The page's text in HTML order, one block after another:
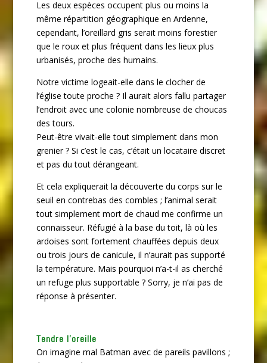
Les deux espèces occupent plus ou moins la
même répartition géographique en Ardenne,
cependant, l’oreillard gris serait moins forestier
que le roux et plus fréquent dans les lieux plus
urbanisés, proche des humains.
Notre victime logeait-elle dans le clocher de
l’église toute proche ? Il aurait alors fallu partager
l’endroit avec une colonie nombreuse de choucas
des tours.
Peut-être vivait-elle tout simplement dans mon
grenier ? Si c’est le cas, c’était un locataire discret
et pas du tout dérangeant.
Et cela expliquerait la découverte du corps sur le
seuil en contrebas des combles ; l’animal serait
tout simplement mort de chaud me confirme un
connaisseur. Réfugié à la base du toit, là où les
ardoises sont fortement chauffées depuis deux
ou trois jours de canicule, il n’aurait pas supporté
la température. Mais pourquoi n’a-t-il as cherché
un refuge plus supportable ? Sorry, je n’ai pas de
réponse à présenter.
Tendre l’oreille
On imagine mal Batman avec de pareils pavillons ;